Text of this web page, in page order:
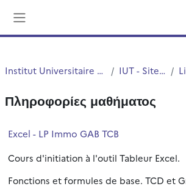
Institut Universitaire de Technologie (IUT) IUT - Site de Roubaix
Πληροφορίες μαθήματος
Excel - LP Immo GAB TCB
Cours d'initiation à l'outil Tableur Excel.
Fonctions et formules de base. TCD et